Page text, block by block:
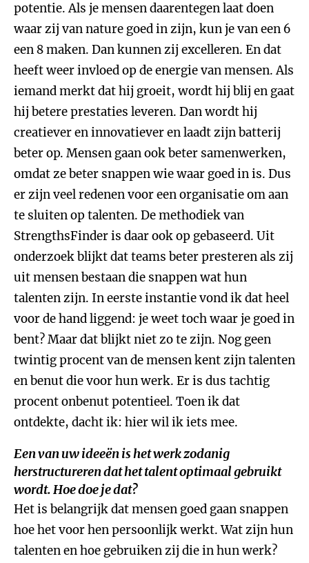
potentie. Als je mensen daarentegen laat doen
waar zij van nature goed in zijn, kun je van een 6
een 8 maken. Dan kunnen zij excelleren. En dat
heeft weer invloed op de energie van mensen. Als
iemand merkt dat hij groeit, wordt hij blij en gaat
hij betere prestaties leveren. Dan wordt hij
creatiever en innovatiever en laadt zijn batterij
beter op. Mensen gaan ook beter samenwerken,
omdat ze beter snappen wie waar goed in is. Dus
er zijn veel redenen voor een organisatie om aan
te sluiten op talenten. De methodiek van
StrengthsFinder is daar ook op gebaseerd. Uit
onderzoek blijkt dat teams beter presteren als zij
uit mensen bestaan die snappen wat hun
talenten zijn. In eerste instantie vond ik dat heel
voor de hand liggend: je weet toch waar je goed in
bent? Maar dat blijkt niet zo te zijn. Nog geen
twintig procent van de mensen kent zijn talenten
en benut die voor hun werk. Er is dus tachtig
procent onbenut potentieel. Toen ik dat
ontdekte, dacht ik: hier wil ik iets mee.
Een van uw ideeën is het werk zodanig
herstructureren dat het talent optimaal gebruikt
wordt. Hoe doe je dat?
Het is belangrijk dat mensen goed gaan snappen
hoe het voor hen persoonlijk werkt. Wat zijn hun
talenten en hoe gebruiken zij die in hun werk?